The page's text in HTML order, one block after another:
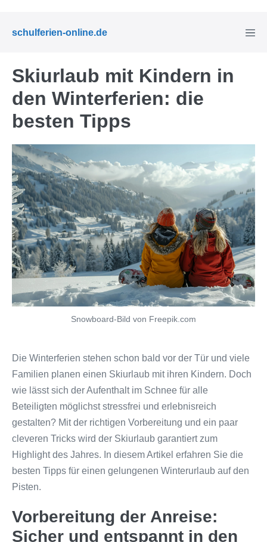
schulferien-online.de
Skiurlaub mit Kindern in
den Winterferien: die
besten Tipps
Snowboard-Bild von Freepik.com
Die Winterferien stehen schon bald vor der Tür und viele
Familien planen einen Skiurlaub mit ihren Kindern. Doch
wie lässt sich der Aufenthalt im Schnee für alle
Beteiligten möglichst stressfrei und erlebnisreich
gestalten? Mit der richtigen Vorbereitung und ein paar
cleveren Tricks wird der Skiurlaub garantiert zum
Highlight des Jahres. In diesem Artikel erfahren Sie die
besten Tipps für einen gelungenen Winterurlaub auf den
Pisten.
Vorbereitung der Anreise:
Sicher und entspannt in den